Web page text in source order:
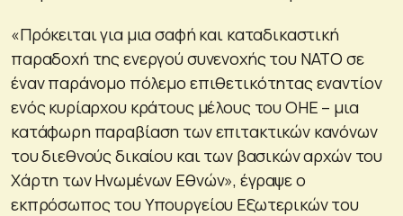
«Πρόκειται για μια σαφή και καταδικαστική
παραδοχή της ενεργού συνενοχής του ΝΑΤΟ σε
έναν παράνομο πόλεμο επιθετικότητας εναντίον
ενός κυρίαρχου κράτους μέλους του ΟΗΕ – μια
κατάφωρη παραβίαση των επιτακτικών κανόνων
του διεθνούς δικαίου και των βασικών αρχών του
Χάρτη των Ηνωμένων Εθνών», έγραψε ο
εκπρόσωπος του Υπουργείου Εξωτερικών του